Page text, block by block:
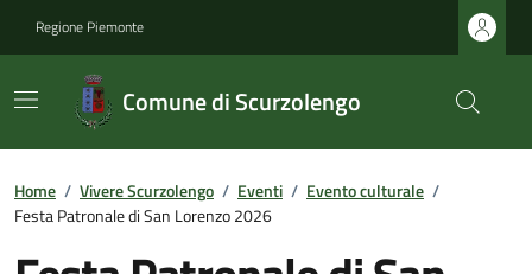
Regione Piemonte
Comune di Scurzolengo
Home / Vivere Scurzolengo / Eventi / Evento culturale /
Festa Patronale di San Lorenzo 2026